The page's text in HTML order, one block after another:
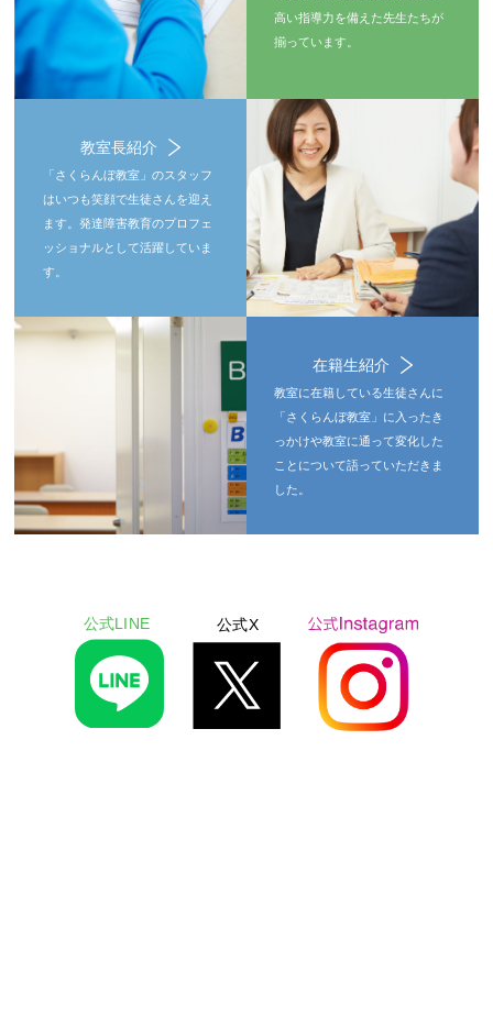
高い指導力を備えた先生たちが
揃っています。
教室長紹介
「さくらんぼ教室」のスタッフ
はいつも笑顔で生徒さんを迎え
ます。発達障害教育のプロフェ
ッショナルとして活躍していま
す。
在籍生紹介
教室に在籍している生徒さんに
「さくらんぼ教室」に入ったき
っかけや教室に通って変化した
ことについて語っていただきま
した。